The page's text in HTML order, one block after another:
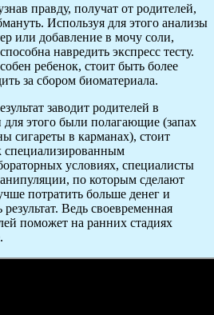
правду, получат от родителей,
Используя для этого анализы
или добавление в мочу соли,
навредить экспресс тесту.
ребенок, стоит быть более
за сбором биоматериала.
заводит родителей в
этого были полагающие (запах
сигареты в карманах), стоит
специализированным
условиях, специалисты
по которым сделают
потратить больше денег и
Ведь своевременная
поможет на ранних стадиях